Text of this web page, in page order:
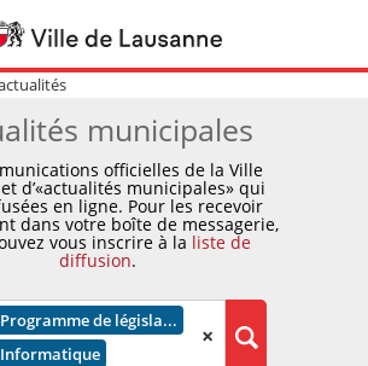
municipales
officielles de la Ville
d’«actualités municipales» qui
en ligne. Pour les recevoir
dans votre boîte de messagerie,
vous inscrire à la liste de
diffusion.
Programme de législa...
Informatique
×